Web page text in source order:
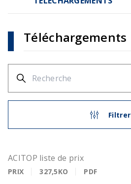
Téléchargements
Filtrer
ACITOP liste de prix
PRIX 327,5KO PDF